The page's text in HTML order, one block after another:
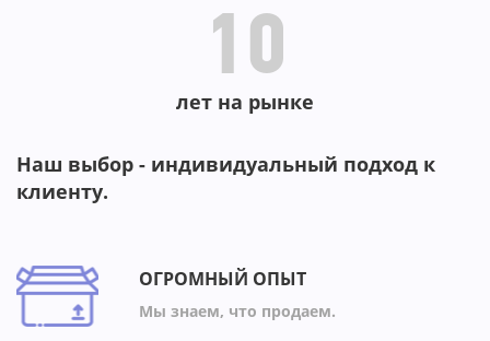
10
лет на рынке
Наш выбор - индивидуальный подход к
клиенту.
ОГРОМНЫЙ ОПЫТ
Мы знаем, что продаем.